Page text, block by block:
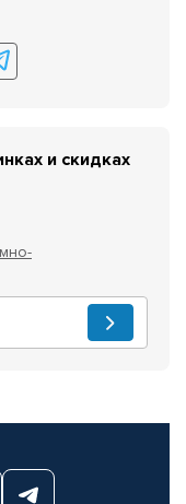
и скидках